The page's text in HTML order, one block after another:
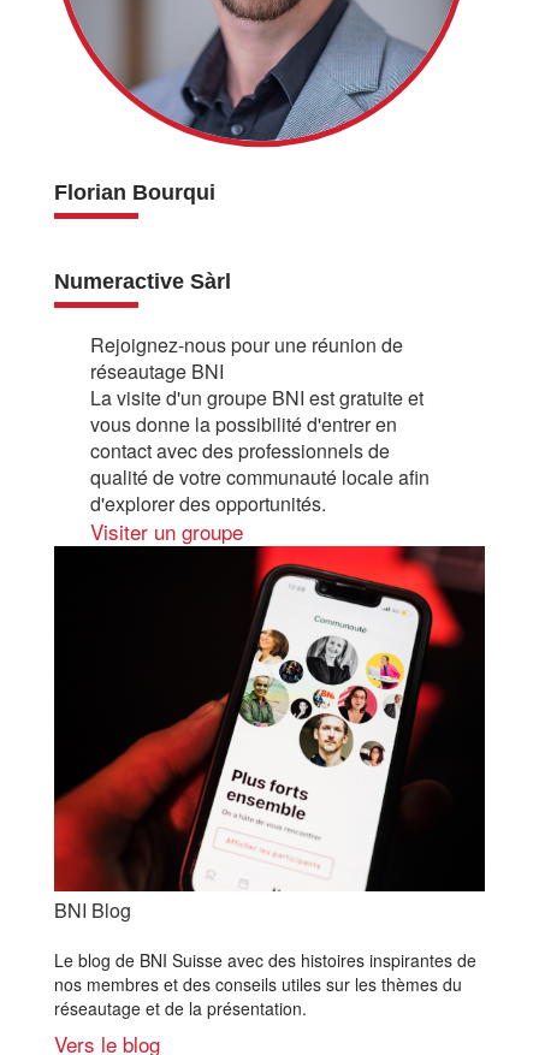
Florian Bourqui
Numeractive Sàrl
Rejoignez-nous pour une réunion de
réseautage BNI
La visite d'un groupe BNI est gratuite et
vous donne la possibilité d'entrer en
contact avec des professionnels de
qualité de votre communauté locale afin
d'explorer des opportunités.
Visiter un groupe
BNI Blog
Le blog de BNI Suisse avec des histoires inspirantes de
nos membres et des conseils utiles sur les thèmes du
réseautage et de la présentation.
Vers le blog